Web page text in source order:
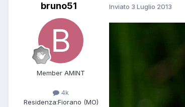
bruno51
Member AMINT
4k
Residenza:Fiorano (MO)
Inviato 3 Luglio 2013